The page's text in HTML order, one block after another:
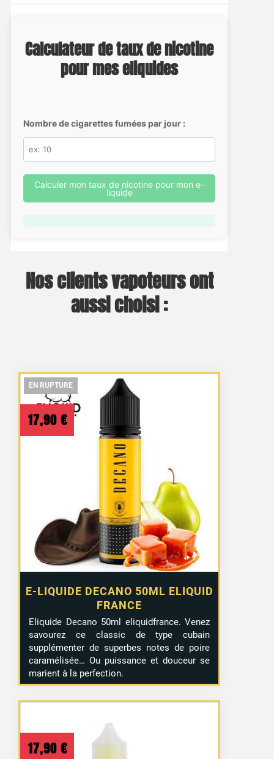
Calculateur de taux de nicotine
pour mes eliquides
Nombre de cigarettes fumées par jour :
Calculer mon taux de nicotine pour mon e-
liquide
Nos clients vapoteurs ont
aussi choisi :
EN RUPTURE
EN RUPTURE
E-LIQUIDE DECANO 50ML ELIQUID
FRANCE
17,90 €
Eliquide Decano 50ml eliquidfrance. Venez
savourez ce classic de type cubain
supplémenter de superbes notes de poire
caramélisée… Ou puissance et douceur se
marient à la perfection.
EN RUPTURE
17,90 €